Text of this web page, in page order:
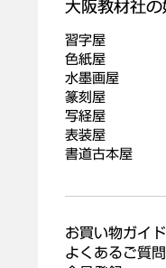
習字屋
色紙屋
水墨画屋
篆刻屋
写経屋
表装屋
書道古本屋
お買い物ガイド
よくあるご質問